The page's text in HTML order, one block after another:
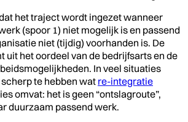
het traject wordt ingezet wanneer
(spoor 1) niet mogelijk is en passend
niet (tijdig) voorhanden is. De
uit het oordeel van de bedrijfsarts en de
In veel situaties
te hebben wat re-integratie
omvat: het is geen “ontslagroute”,
duurzaam passend werk.